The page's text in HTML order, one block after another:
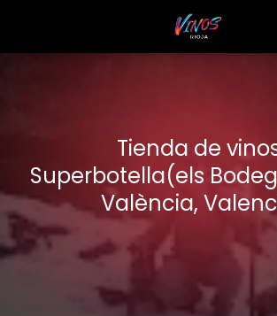
Tienda de
Superbotella(els
València,